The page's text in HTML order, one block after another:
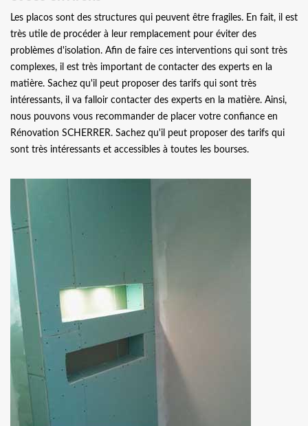
Les placos sont des structures qui peuvent être fragiles. En fait, il est
très utile de procéder à leur remplacement pour éviter des
problèmes d'isolation. Afin de faire ces interventions qui sont très
complexes, il est très important de contacter des experts en la
matière. Sachez qu'il peut proposer des tarifs qui sont très
intéressants, il va falloir contacter des experts en la matière. Ainsi,
nous pouvons vous recommander de placer votre confiance en
Rénovation SCHERRER. Sachez qu'il peut proposer des tarifs qui
sont très intéressants et accessibles à toutes les bourses.